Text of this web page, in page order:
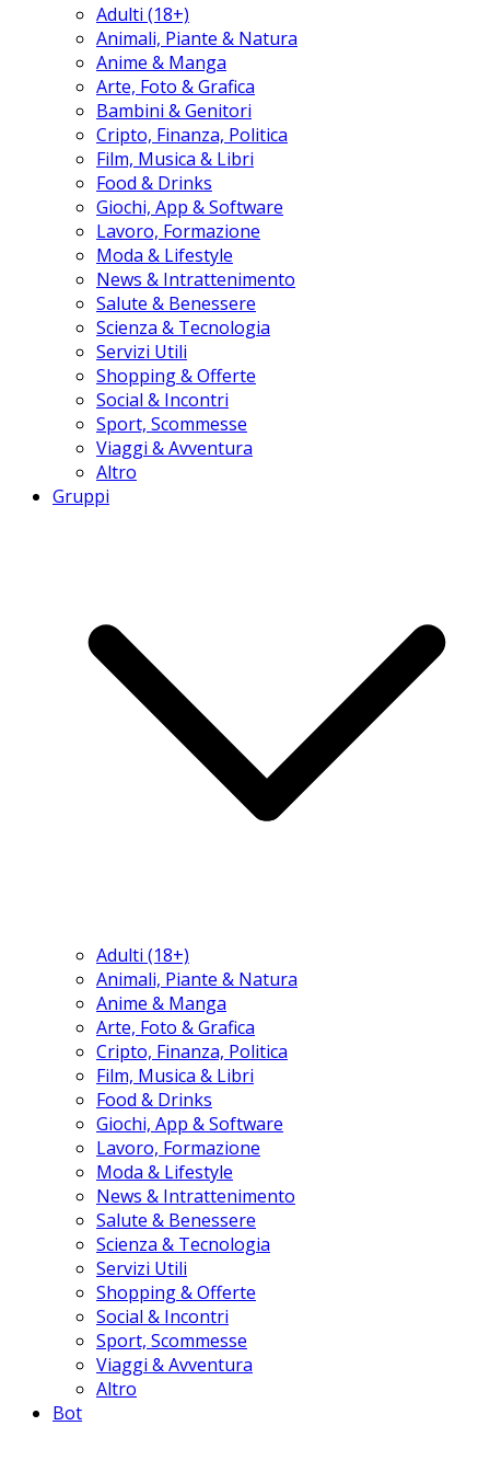
Adulti (18+)
Animali, Piante & Natura
Anime & Manga
Arte, Foto & Grafica
Bambini & Genitori
Cripto, Finanza, Politica
Film, Musica & Libri
Food & Drinks
Giochi, App & Software
Lavoro, Formazione
Moda & Lifestyle
News & Intrattenimento
Salute & Benessere
Scienza & Tecnologia
Servizi Utili
Shopping & Offerte
Social & Incontri
Sport, Scommesse
Viaggi & Avventura
Altro
Gruppi
Adulti (18+)
Animali, Piante & Natura
Anime & Manga
Arte, Foto & Grafica
Cripto, Finanza, Politica
Film, Musica & Libri
Food & Drinks
Giochi, App & Software
Lavoro, Formazione
Moda & Lifestyle
News & Intrattenimento
Salute & Benessere
Scienza & Tecnologia
Servizi Utili
Shopping & Offerte
Social & Incontri
Sport, Scommesse
Viaggi & Avventura
Altro
Bot